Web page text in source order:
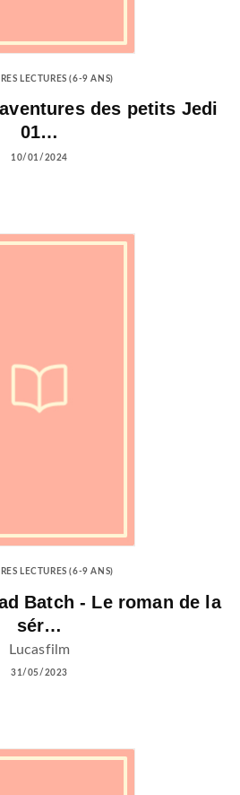
LECTURES (6-9 ANS)
des petits Jedi
01…
10/01/2024
LECTURES (6-9 ANS)
Batch - Le roman de la
sér…
Lucasfilm
31/05/2023